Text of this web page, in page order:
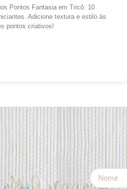
Pontos Fantasia em Tricô: 10
Adicione textura e estilo às
pontos criativos!